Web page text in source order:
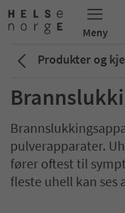
Produkter og
pulverapparater.
fører oftest til
fleste uhell kan ses